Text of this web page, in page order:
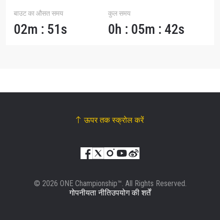
बाउट का औसत समय
02m : 51s
कुल समय
0h : 05m : 42s
ऊपर तक स्क्रोल करें
© 2026 ONE Championship™. All Rights Reserved.
गोपनीयता नीतिउपयोग की शर्तें